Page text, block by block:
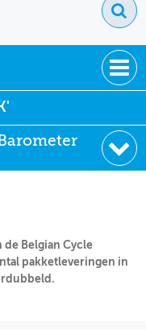
Federation
de Belgian Cycle
pakketleveringen in